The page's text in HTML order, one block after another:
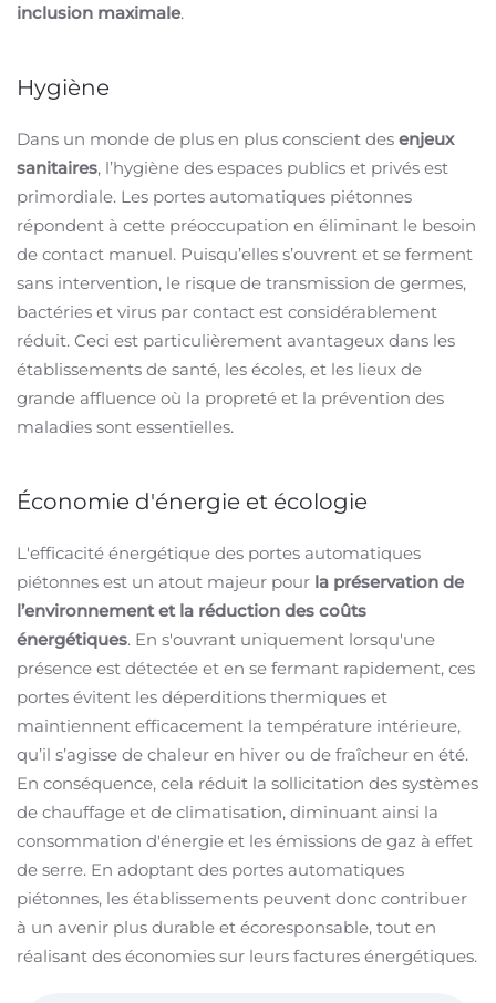
inclusion maximale.
Hygiène
Dans un monde de plus en plus conscient des enjeux
sanitaires, l’hygiène des espaces publics et privés est
primordiale. Les portes automatiques piétonnes
répondent à cette préoccupation en éliminant le besoin
de contact manuel. Puisqu’elles s’ouvrent et se ferment
sans intervention, le risque de transmission de germes,
bactéries et virus par contact est considérablement
réduit. Ceci est particulièrement avantageux dans les
établissements de santé, les écoles, et les lieux de
grande affluence où la propreté et la prévention des
maladies sont essentielles.
Économie d'énergie et écologie
L'efficacité énergétique des portes automatiques
piétonnes est un atout majeur pour la préservation de
l’environnement et la réduction des coûts
énergétiques. En s'ouvrant uniquement lorsqu'une
présence est détectée et en se fermant rapidement, ces
portes évitent les déperditions thermiques et
maintiennent efficacement la température intérieure,
qu’il s’agisse de chaleur en hiver ou de fraîcheur en été.
En conséquence, cela réduit la sollicitation des systèmes
de chauffage et de climatisation, diminuant ainsi la
consommation d'énergie et les émissions de gaz à effet
de serre. En adoptant des portes automatiques
piétonnes, les établissements peuvent donc contribuer
à un avenir plus durable et écoresponsable, tout en
réalisant des économies sur leurs factures énergétiques.